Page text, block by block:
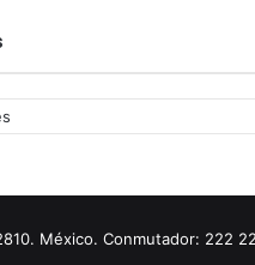
México. Conmutador: 222